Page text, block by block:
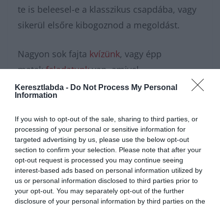
Keresztlabda - Do Not Process My Personal
Information
If you wish to opt-out of the sale, sharing to third parties, or
processing of your personal or sensitive information for
targeted advertising by us, please use the below opt-out
section to confirm your selection. Please note that after your
opt-out request is processed you may continue seeing
interest-based ads based on personal information utilized by
us or personal information disclosed to third parties prior to
your opt-out. You may separately opt-out of the further
disclosure of your personal information by third parties on the
te is beleesel-e a klasszikus csapdába, vagy
sikerül elsőre kibogoznod a megoldást.
Nagyon sok fajta kvízünk, vagy épp
matekfeladatunkvan, amivel
karbantarthatod az agytekervényeidet, csak
nézz körül nálunk és további
feladatokat találhatsz!